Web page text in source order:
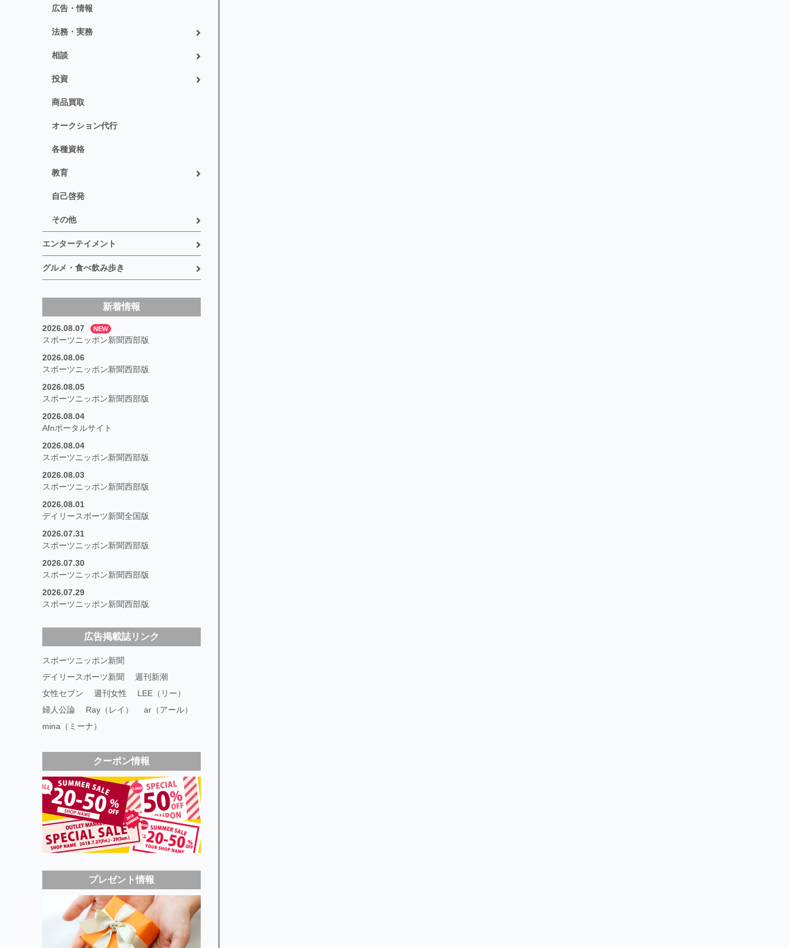
広告・情報
法務・実務
相談
投資
商品買取
オークション代行
各種資格
教育
自己啓発
その他
エンターテイメント
グルメ・食べ飲み歩き
新着情報
2026.08.07 NEW
スポーツニッポン新聞西部版
2026.08.06
スポーツニッポン新聞西部版
2026.08.05
スポーツニッポン新聞西部版
2026.08.04
Afnポータルサイト
2026.08.04
スポーツニッポン新聞西部版
2026.08.03
スポーツニッポン新聞西部版
2026.08.01
デイリースポーツ新聞全国版
2026.07.31
スポーツニッポン新聞西部版
2026.07.30
スポーツニッポン新聞西部版
2026.07.29
スポーツニッポン新聞西部版
広告掲載誌リンク
スポーツニッポン新聞
デイリースポーツ新聞
週刊新潮
女性セブン
週刊女性
LEE（リー）
婦人公論
Ray（レイ）
ar（アール）
mina（ミーナ）
クーポン情報
プレゼント情報